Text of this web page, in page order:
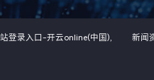
登录入口-开云online(中国), 新闻